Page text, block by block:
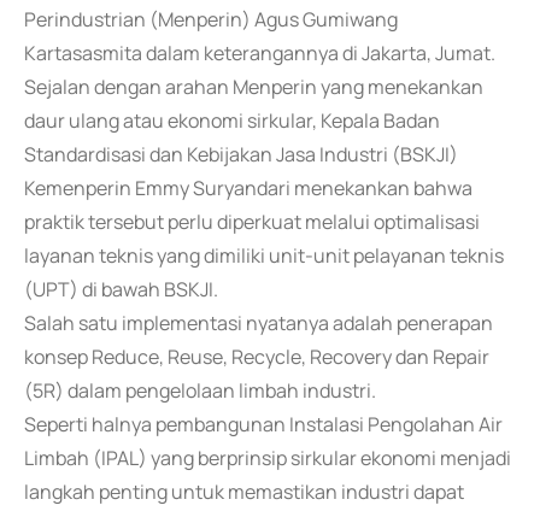
Perindustrian (Menperin) Agus Gumiwang
Kartasasmita dalam keterangannya di Jakarta, Jumat.
Sejalan dengan arahan Menperin yang menekankan
daur ulang atau ekonomi sirkular, Kepala Badan
Standardisasi dan Kebijakan Jasa Industri (BSKJI)
Kemenperin Emmy Suryandari menekankan bahwa
praktik tersebut perlu diperkuat melalui optimalisasi
layanan teknis yang dimiliki unit-unit pelayanan teknis
(UPT) di bawah BSKJI.
Salah satu implementasi nyatanya adalah penerapan
konsep Reduce, Reuse, Recycle, Recovery dan Repair
(5R) dalam pengelolaan limbah industri.
Seperti halnya pembangunan Instalasi Pengolahan Air
Limbah (IPAL) yang berprinsip sirkular ekonomi menjadi
langkah penting untuk memastikan industri dapat